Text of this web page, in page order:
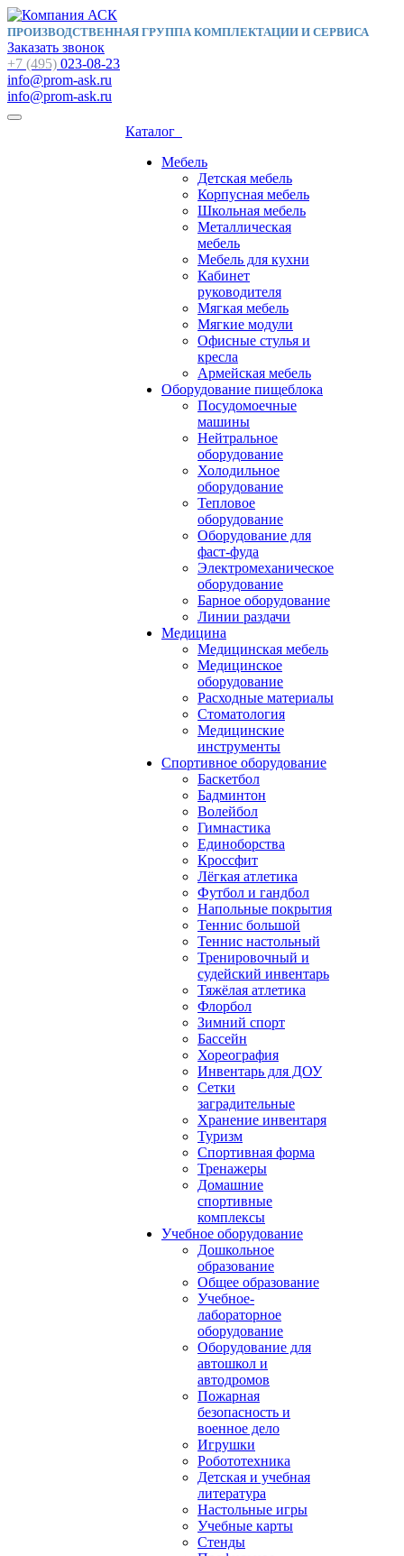
ПРОИЗВОДСТВЕННАЯ ГРУППА КОМПЛЕКТАЦИИ И СЕРВИСА
Заказать звонок
+7 (495) 023-08-23
info@prom-ask.ru
info@prom-ask.ru
Каталог
Мебель
Детская мебель
Корпусная мебель
Школьная мебель
Металлическая
мебель
Мебель для кухни
Кабинет
руководителя
Мягкая мебель
Мягкие модули
Офисные стулья и
кресла
Армейская мебель
Оборудование пищеблока
Посудомоечные
машины
Нейтральное
оборудование
Холодильное
оборудование
Тепловое
оборудование
Оборудование для
фаст-фуда
Электромеханическое
оборудование
Барное оборудование
Линии раздачи
Медицина
Медицинская мебель
Медицинское
оборудование
Расходные материалы
Стоматология
Медицинские
инструменты
Спортивное оборудование
Баскетбол
Бадминтон
Волейбол
Гимнастика
Единоборства
Кроссфит
Лёгкая атлетика
Футбол и гандбол
Напольные покрытия
Теннис большой
Теннис настольный
Тренировочный и
судейский инвентарь
Тяжёлая атлетика
Флорбол
Зимний спорт
Бассейн
Хореография
Инвентарь для ДОУ
Сетки
заградительные
Хранение инвентаря
Туризм
Спортивная форма
Тренажеры
Домашние
спортивные
комплексы
Учебное оборудование
Дошкольное
образование
Общее образование
Учебное-
лабораторное
оборудование
Оборудование для
автошкол и
автодромов
Пожарная
безопасность и
военное дело
Игрушки
Робототехника
Детская и учебная
литература
Настольные игры
Учебные карты
Стенды